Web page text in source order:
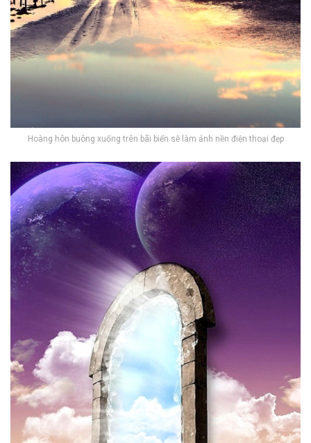
Hoàng hôn buông xuống trên bãi biển sẽ làm ảnh nền điện thoại đẹp